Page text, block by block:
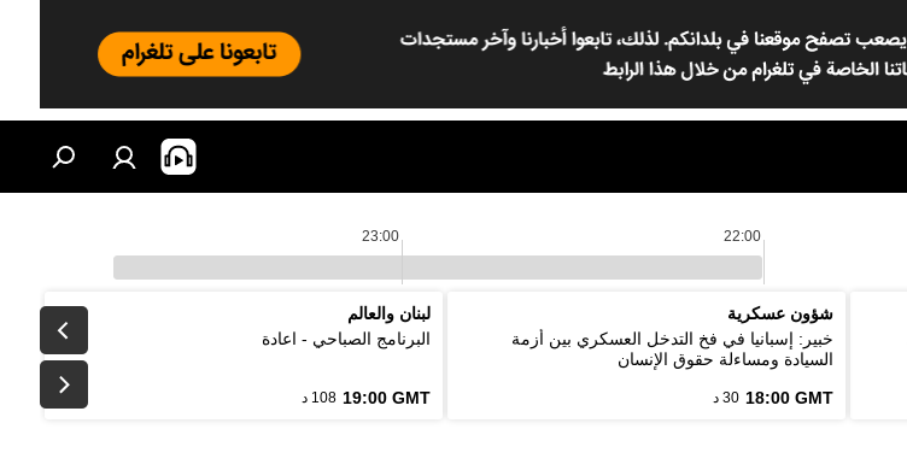
22:00
23:00
شؤون عسكرية
خبير: إسبانيا في فخ التدخل العسكري بين أزمة
السيادة ومساءلة حقوق الإنسان
18:00 GMT 30 د
لبنان والعالم
البرنامج الصباحي - اعادة
19:00 GMT 108 د